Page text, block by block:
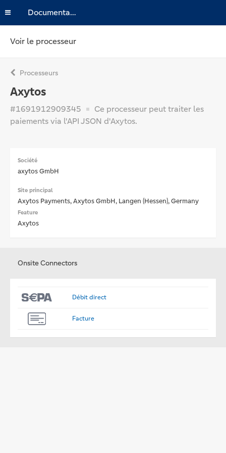
Documentation
Voir le processeur
Processeurs
Axytos
#1691912909345
Ce processeur peut traiter les
paiements via l'API JSON d'Axytos.
Société
axytos GmbH
Site principal
Axytos Payments, Axytos GmbH, Langen (Hessen), Germany
Feature
Axytos
Onsite Connectors
Débit direct
Facture